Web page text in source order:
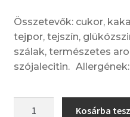
Összetevők: cukor,
tejpor, tejszín,
szálak, természetes
szójalecitin. Allergének:
Kosárba